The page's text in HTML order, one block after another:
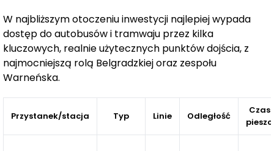
przystanek autobusowy – 2 min
przystanek tramwajowy – 2 min
Park „Słoneczniki” – 1 min
Trójmiejski Park Krajobrazowy – 9 min
plaża Brzeźno – 18 min
lotnisko – 12 min
W najbliższym otoczeniu inwestycji najlepiej wypada
dostęp do autobusów i tramwaju przez kilka
kluczowych, realnie użytecznych punktów dojścia, z
najmocniejszą rolą Belgradzkiej oraz zespołu
Warneńska.
Przystanek/stacja Typ Linie Odległość
Czas
pieszo